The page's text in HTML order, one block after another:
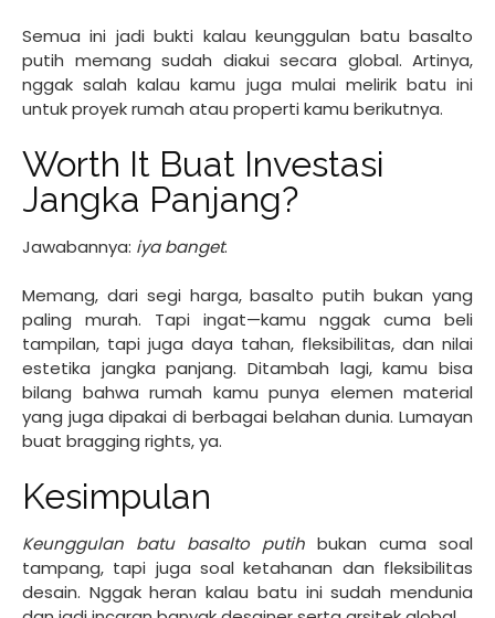
Semua ini jadi bukti kalau keunggulan batu basalto
putih memang sudah diakui secara global. Artinya,
nggak salah kalau kamu juga mulai melirik batu ini
untuk proyek rumah atau properti kamu berikutnya.
Worth It Buat Investasi
Jangka Panjang?
Jawabannya: iya banget.
Memang, dari segi harga, basalto putih bukan yang
paling murah. Tapi ingat—kamu nggak cuma beli
tampilan, tapi juga daya tahan, fleksibilitas, dan nilai
estetika jangka panjang. Ditambah lagi, kamu bisa
bilang bahwa rumah kamu punya elemen material
yang juga dipakai di berbagai belahan dunia. Lumayan
buat bragging rights, ya.
Kesimpulan
Keunggulan batu basalto putih bukan cuma soal
tampang, tapi juga soal ketahanan dan fleksibilitas
desain. Nggak heran kalau batu ini sudah mendunia